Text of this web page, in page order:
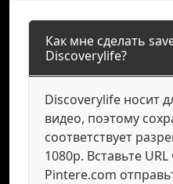
Как мне сделать
Discoverylife?
Discoverylife носит
видео, поэтому
соответствует
1080p. Вставьте
Pintere.com